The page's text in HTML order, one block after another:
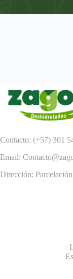
Contacto: (+57) 301
Email:
Dirección: